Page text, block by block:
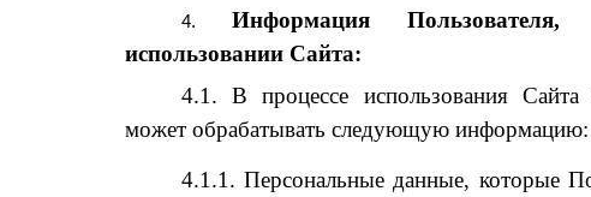
Информация Пользователя,
использовании Сайта:
4.1. В процессе использования Сайта
может обрабатывать следующую информацию:
4.1.1. Персональные данные, которые